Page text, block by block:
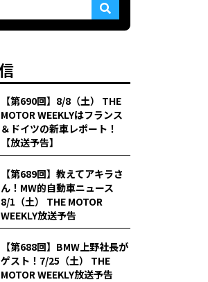
【第690回】8/8（土） THE
MOTOR WEEKLYはフランス
＆ドイツの新車レポート！
【放送予告】
【第689回】教えてアキラさ
ん！MW的自動車ニュース
8/1（土） THE MOTOR
WEEKLY放送予告
【第688回】BMW上野社長が
ゲスト！7/25（土） THE
MOTOR WEEKLY放送予告